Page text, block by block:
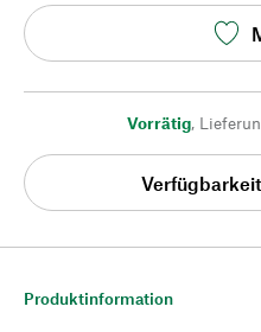
Vorrätig,
Produktinformation